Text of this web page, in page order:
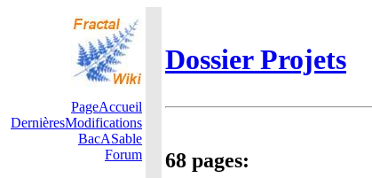
Dossier Projets
PageAccueil
DernièresModifications
BacASable
Forum
68 pages: